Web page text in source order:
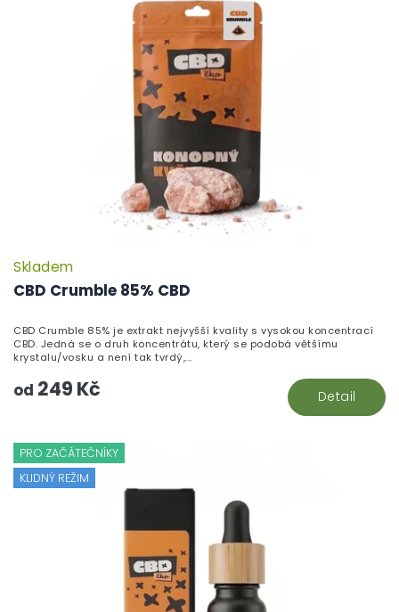
CBD Crumble 85% CBD
Skladem
od 249 Kč Detail
CBD Crumble 85% je extrakt nejvyšší kvality s vysokou koncentrací
CBD. Jedná se o druh koncentrátu, který se podobá většímu
krystalu/vosku a není tak tvrdý,...
PRO ZAČÁTEČNÍKY
KLIDNÝ REŽIM